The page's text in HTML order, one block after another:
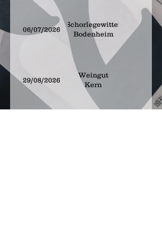
06/07/2026
Schorlegewitter
Bodenheim
29/08/2026
Weingut
Kern